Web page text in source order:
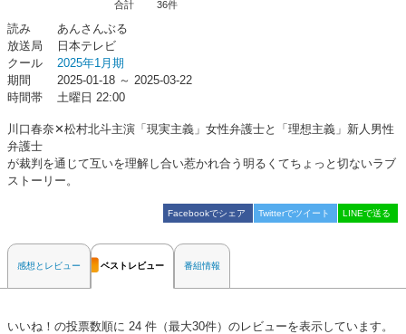
合計
36件
読み
あんさんぶる
放送局
日本テレビ
クール
2025年1月期
期間
2025-01-18 ～ 2025-03-22
時間帯
土曜日 22:00
川口春奈✕松村北斗主演「現実主義」女性弁護士と「理想主義」新人男性
弁護士
が裁判を通じて互いを理解し合い惹かれ合う明るくてちょっと切ないラブ
ストーリー。
Facebookでシェア Twitterでツイート LINEで送る
感想とレビュー ベストレビュー 番組情報
いいね！の投票数順に 24 件（最大30件）のレビューを表示しています。